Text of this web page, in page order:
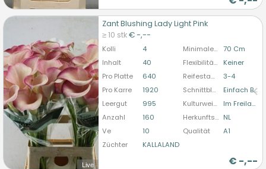
Live
Zant Blushing Lady Light Pink
≥ 10 stk€ -,--
Kolli 4 Minimale Stiellänge
70 Cm
Inhalt
40 Flexibilität Blütenstandstiel
Keiner
Pro Platte
640 Reifestadium
3-4
Pro Karre
1920 Schnittblumenform
Einfach Blühend
Leergut
995 Kulturweise
Im Freiland
Anzahl
160 Herkunftsland NL
Ve
10 Qualität
A1
Züchter
KALLALAND
€ -,--
Zant Blushing Lady Light Pink
U moet ingelogd zijn om te kunnen kopen.
Hier
bitte anmelden